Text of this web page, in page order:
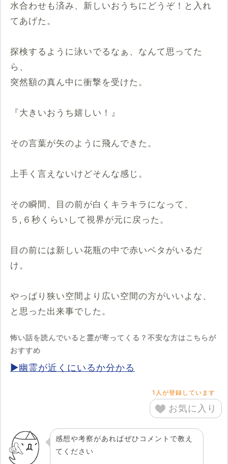
水合わせも済み、新しいおうちにどうぞ！と入れ
てあげた。
探検するように泳いでるなぁ、なんて思ってた
ら、
突然額の真ん中に衝撃を受けた。
『大きいおうち嬉しい！』
その言葉が矢のように飛んできた。
上手く言えないけどそんな感じ。
その瞬間、目の前が白くキラキラになって、
５,６秒くらいして視界が元に戻った。
目の前には新しい花瓶の中で赤いベタがいるだ
け。
やっぱり狭い空間より広い空間の方がいいよな、
と思った出来事でした。
怖い話を読んでいると霊が寄ってくる？不安な方はこちらが
おすすめ
▶幽霊が近くにいるか分かる
1 人が登録しています
お気に入り
感想や考察があればぜひコメントで教え
てください